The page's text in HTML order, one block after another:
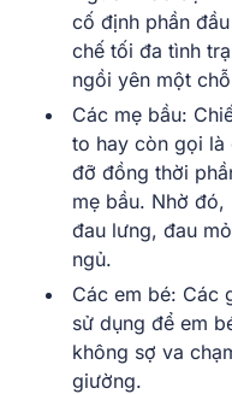
cố định phần
chế tối đa tình
ngồi yên một
Các mẹ bầu:
to hay còn gọi là
đỡ đồng thời
mẹ bầu. Nhờ
đau lưng, đau
ngủ.
Các em bé: Các
sử dụng để em
không sợ va
giường.